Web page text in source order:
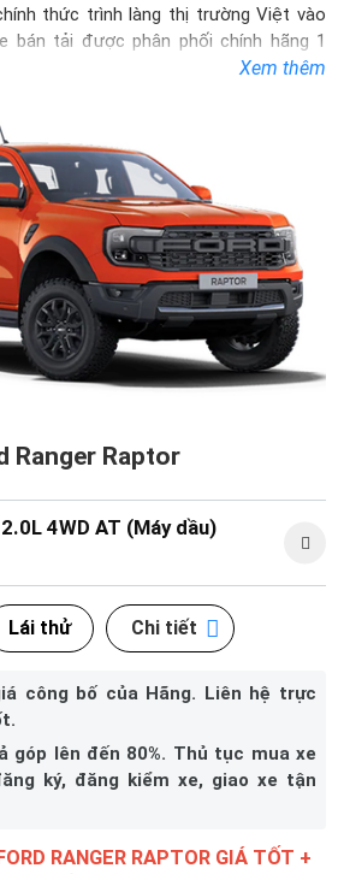
thức trình làng thị trường Việt vào
bán tải được phân phối chính hãng 1
Ranger Raptor 2.0L 4WD AT (Máy
và trang bị nhiều tính năng hiện đại
những trải nghiệm thú vị.
được phát triển dựa trên những bản
dụng có phần cao cấp hơn cùng cách
thể thao tạo điểm nhấn riêng. Nội
được trang bị những tính năng và công
đến sự tiện nghi cho người dùng.
bị động cơ Diesel Bi-Turbo 2.0L i4
tiến để mang lại hiệu suất và độ tin cậy
Đi cùng với đó là hộp số tự động 10 cấp
Bùn lầy, Cát, Baja, Đá hộc) có thể
mạc tới đường cao tốc chỉ đơn giản
Xem thêm
Ranger Raptor
4WD AT (Máy dầu)
Lái thử Chi tiết
công bố của Hãng. Liên hệ trực
góp lên đến 80%. Thủ tục mua xe
ký, đăng kiểm xe, giao xe tận
RANGER RAPTOR GIÁ TỐT +